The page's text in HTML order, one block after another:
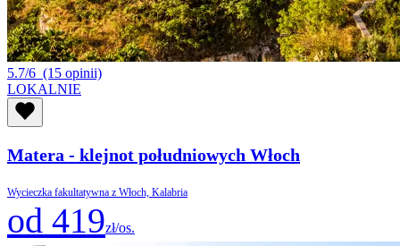
5.7/6 (15 opinii)
LOKALNIE
Matera - klejnot południowych Włoch
Wycieczka fakultatywna z Włoch, Kalabria
od 419zł/os.